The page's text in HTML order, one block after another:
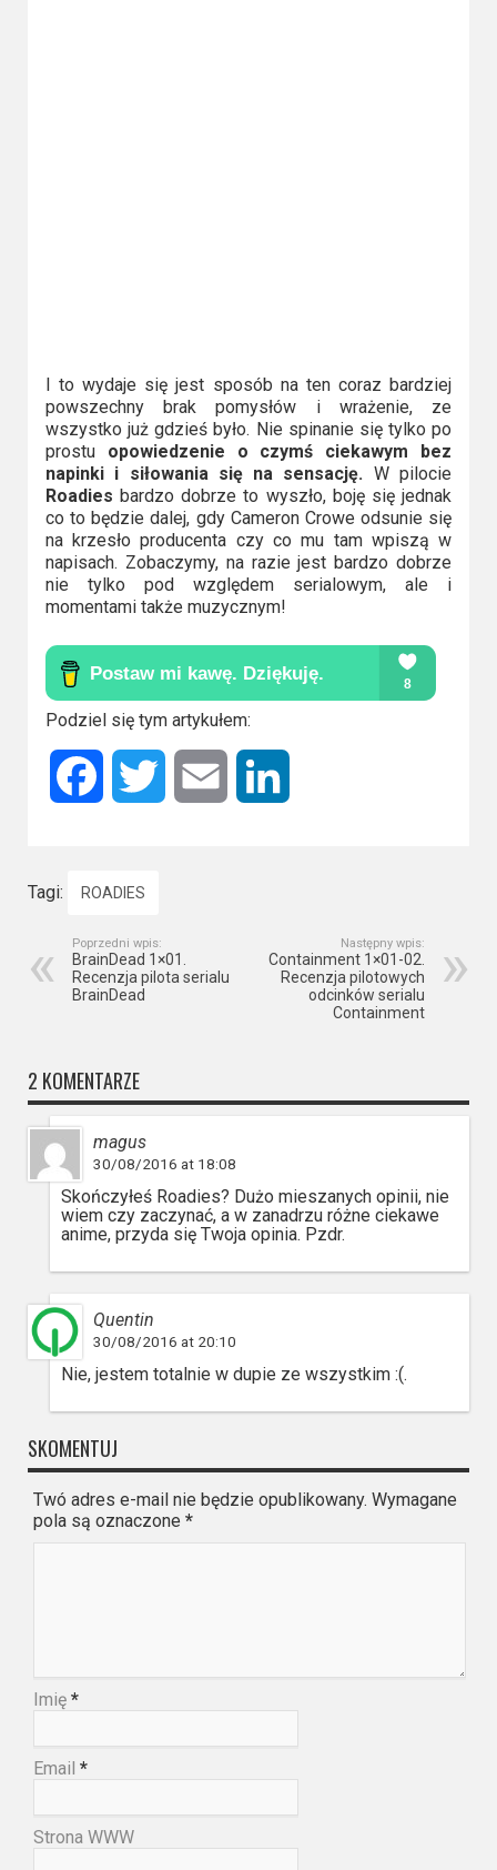
I to wydaje się jest sposób na ten coraz bardziej
powszechny brak pomysłów i wrażenie, ze
wszystko już gdzieś było. Nie spinanie się tylko po
prostu opowiedzenie o czymś ciekawym bez
napinki i siłowania się na sensację. W pilocie
Roadies bardzo dobrze to wyszło, boję się jednak
co to będzie dalej, gdy Cameron Crowe odsunie się
na krzesło producenta czy co mu tam wpiszą w
napisach. Zobaczymy, na razie jest bardzo dobrze
nie tylko pod względem serialowym, ale i
momentami także muzycznym!
Podziel się tym artykułem:
Facebook Twitter Email
Tagi: ROADIES
Poprzedni wpis:
BrainDead 1×01.
Recenzja pilota serialu
BrainDead
Następny wpis:
Containment 1×01-02.
Recenzja pilotowych
odcinków serialu
Containment
2 KOMENTARZE
magus
30/08/2016 at 18:08
Skończyłeś Roadies? Dużo mieszanych opinii, nie
wiem czy zaczynać, a w zanadrzu różne ciekawe
anime, przyda się Twoja opinia. Pzdr.
Quentin
30/08/2016 at 20:10
Nie, jestem totalnie w dupie ze wszystkim :(.
SKOMENTUJ
Twó adres e-mail nie będzie opublikowany. Wymagane
pola są oznaczone *
Imię *
Email *
Strona WWW